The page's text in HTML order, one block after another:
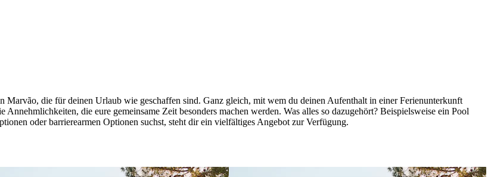
Marvão, die für deinen Urlaub wie geschaffen sind. Ganz gleich, mit wem du deinen Aufenthalt in einer Ferienunterkunft
die eure gemeinsame Zeit besonders machen werden. Was alles so dazugehört? Beispielsweise ein Pool
oder barrierearmen Optionen suchst, steht dir ein vielfältiges Angebot zur Verfügung.